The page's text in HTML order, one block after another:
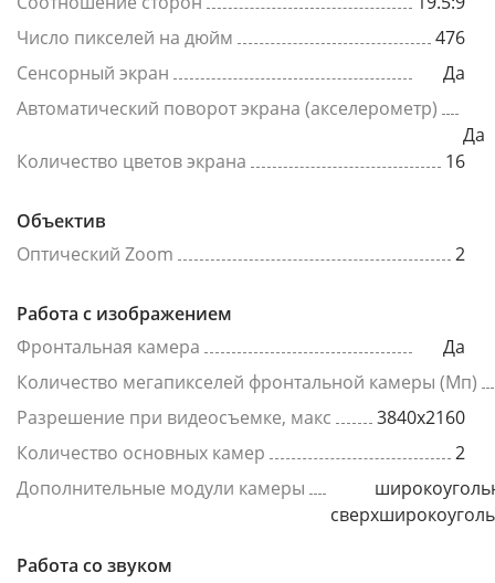
Число пикселей на дюйм
476
Сенсорный экран
Да
Автоматический поворот экрана (акселерометр)
Да
Количество цветов экрана
16
Объектив
Оптический Zoom
2
Работа с изображением
Фронтальная камера
Да
Количество мегапикселей фронтальной камеры (Мп)
Разрешение при видеосъемке, макс
3840x2160
Количество основных камер
2
Дополнительные модули камеры
Работа со звуком